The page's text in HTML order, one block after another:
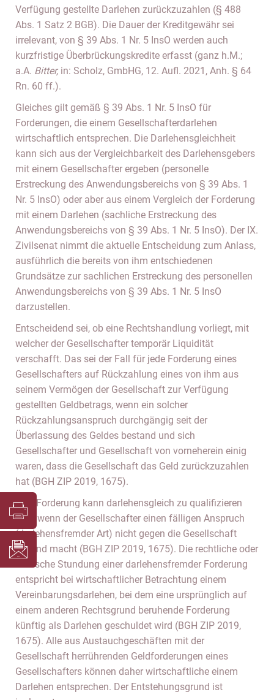
Verfügung gestellte Darlehen zurückzuzahlen (§ 488
Abs. 1 Satz 2 BGB). Die Dauer der Kreditgewähr sei
irrelevant, von § 39 Abs. 1 Nr. 5 InsO werden auch
kurzfristige Überbrückungskredite erfasst (ganz h.M.;
a.A. Bitter, in: Scholz, GmbHG, 12. Aufl. 2021, Anh. § 64
Rn. 60 ff.).
Gleiches gilt gemäß § 39 Abs. 1 Nr. 5 InsO für
Forderungen, die einem Gesellschafterdarlehen
wirtschaftlich entsprechen. Die Darlehensgleichheit
kann sich aus der Vergleichbarkeit des Darlehensgebers
mit einem Gesellschafter ergeben (personelle
Erstreckung des Anwendungsbereichs von § 39 Abs. 1
Nr. 5 InsO) oder aber aus einem Vergleich der Forderung
mit einem Darlehen (sachliche Erstreckung des
Anwendungsbereichs von § 39 Abs. 1 Nr. 5 InsO). Der IX.
Zivilsenat nimmt die aktuelle Entscheidung zum Anlass,
ausführlich die bereits von ihm entschiedenen
Grundsätze zur sachlichen Erstreckung des personellen
Anwendungsbereichs von § 39 Abs. 1 Nr. 5 InsO
darzustellen.
Entscheidend sei, ob eine Rechtshandlung vorliegt, mit
welcher der Gesellschafter temporär Liquidität
verschafft. Das sei der Fall für jede Forderung eines
Gesellschafters auf Rückzahlung eines von ihm aus
seinem Vermögen der Gesellschaft zur Verfügung
gestellten Geldbetrags, wenn ein solcher
Rückzahlungsanspruch durchgängig seit der
Überlassung des Geldes bestand und sich
Gesellschafter und Gesellschaft von vorneherein einig
waren, dass die Gesellschaft das Geld zurückzuzahlen
hat (BGH ZIP 2019, 1675).
Eine Forderung kann darlehensgleich zu qualifizieren
sein, wenn der Gesellschafter einen fälligen Anspruch
(darlehensfremder Art) nicht gegen die Gesellschaft
geltend macht (BGH ZIP 2019, 1675). Die rechtliche oder
faktische Stundung einer darlehensfremder Forderung
entspricht bei wirtschaftlicher Betrachtung einem
Vereinbarungsdarlehen, bei dem eine ursprünglich auf
einem anderen Rechtsgrund beruhende Forderung
künftig als Darlehen geschuldet wird (BGH ZIP 2019,
1675). Alle aus Austauchgeschäften mit der
Gesellschaft herrührenden Geldforderungen eines
Gesellschafters können daher wirtschaftliche einem
Darlehen entsprechen. Der Entstehungsgrund ist